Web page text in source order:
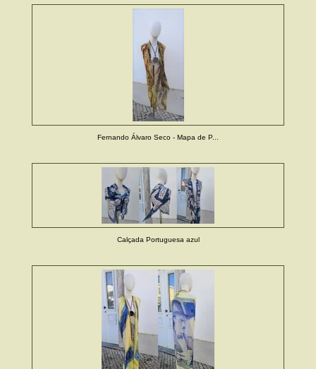
Fernando Álvaro Seco - Mapa de P...
Calçada Portuguesa azul